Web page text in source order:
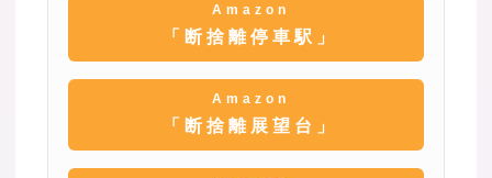
Amazon
「断捨離停車駅」
Amazon
「断捨離展望台」